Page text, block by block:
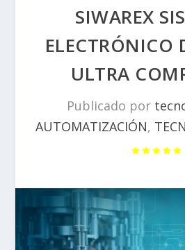
SIWAREX
ELECTRÓNICO
ULTRA
Publicado por
AUTOMATIZACIÓN,